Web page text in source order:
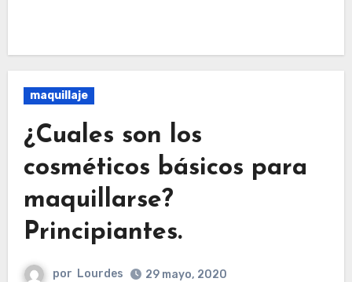
maquillaje
¿Cuales son los
cosméticos básicos para
maquillarse?
Principiantes.
por Lourdes
29 mayo, 2020